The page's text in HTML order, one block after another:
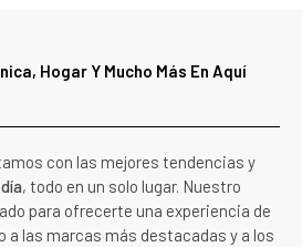
Hogar Y Mucho Más En Aquí
con las mejores tendencias y
, todo en un solo lugar. Nuestro
para ofrecerte una experiencia de
a las marcas más destacadas y a los